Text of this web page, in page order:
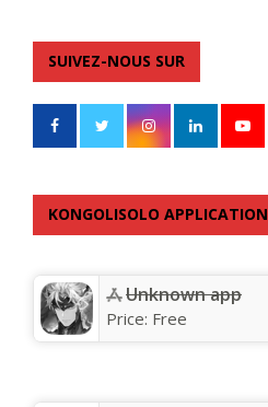
SUIVEZ-NOUS SUR
KONGOLISOLO APPLICATION
Unknown app
Price: Free